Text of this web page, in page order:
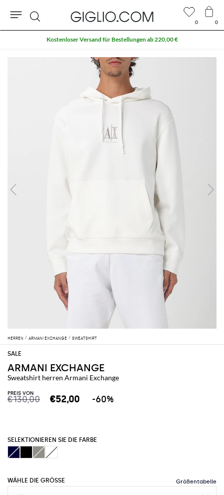
HERREN ARMANI EXCHANGE SWEATSHIRT
ARMANI EXCHANGE
Sweatshirt herren Armani Exchange
PREIS VON
€130,00 €52,00 -60%
SELEKTIONIEREN SIE DIE FARBE
WÄHLE DIE GRÖSSE
0 0
Suche
Kostenloser Versand für Bestellungen ab 220,00 €